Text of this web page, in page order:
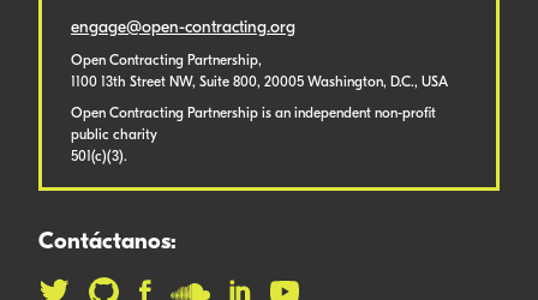
engage@open-contracting.org
Open Contracting Partnership,
1100 13th Street NW, Suite 800, 20005 Washington, D.C., USA
Open Contracting Partnership is an independent non-profit
public charity
501(c)(3).
Contáctanos: